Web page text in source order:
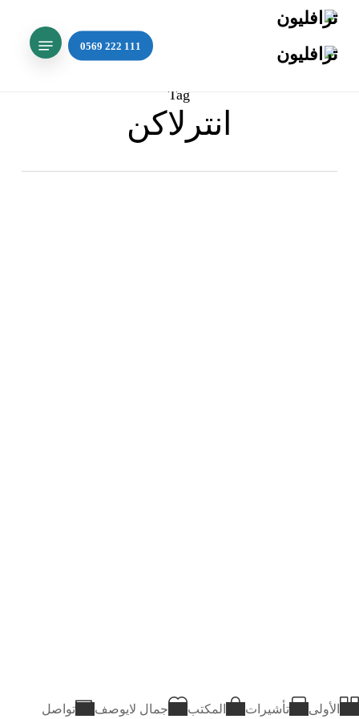
main
content
Search
Menu
Tag
انترلاكن
الأولى تأشيرات المكتب جمال لايوصف تواصل